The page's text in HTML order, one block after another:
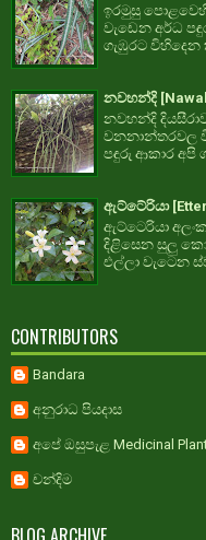
ඉරමුසු
වැඩෙන අර්ධ
ගැඹුරට විහිදෙන
නවහන්දි
නවහන්දි
වනනාන්තරවල
පඳුරු ආකාර අපි
ඇට්ටේරියා
ඇට්ටෙරියා
දිළිසෙන සුලු
එල්ලා වැටෙන
CONTRIBUTORS
Bandara
අනුරාධ පියදාස
අපේ ඔසුපැළ Medicinal
චන්දිම